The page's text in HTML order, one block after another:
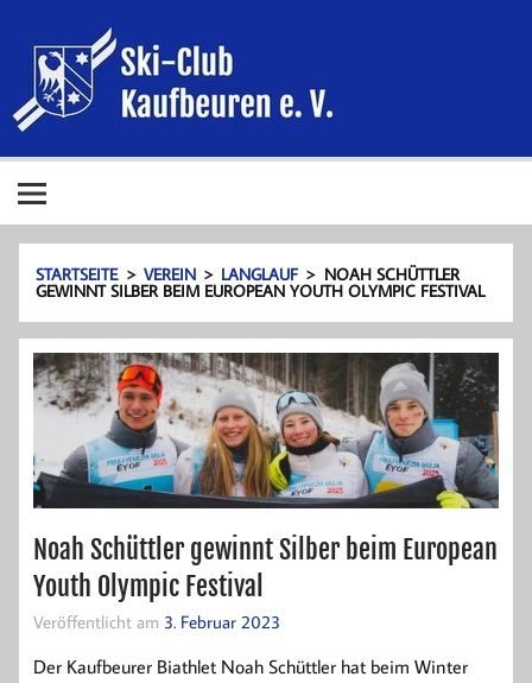
springen
Ski-Club Kaufbeuren e. V.
STARTSEITE VEREIN LANGLAUF NOAH SCHÜTTLER
GEWINNT SILBER BEIM EUROPEAN YOUTH OLYMPIC FESTIVAL
Noah Schüttler gewinnt Silber beim European
Youth Olympic Festival
Veröffentlicht am 3. Februar 2023
Der Kaufbeurer Biathlet Noah Schüttler hat beim Winter